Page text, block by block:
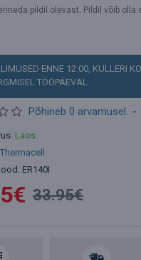
pildil olevast. Pildil võib
ENNE 12:00, KULLERI
TÖÖPÄEVAL
Laos
Thermacell
ER140I
Põhineb 0 arvamusel. -
33.95€